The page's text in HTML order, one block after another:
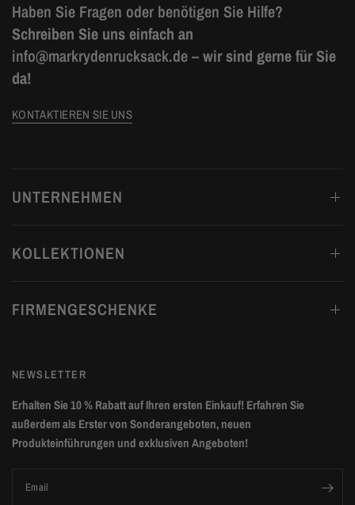
Haben Sie Fragen oder benötigen Sie Hilfe?
Schreiben Sie uns einfach an
info@markrydenrucksack.de– wir sind gerne für Sie
da!
KONTAKTIEREN SIE UNS
UNTERNEHMEN
KOLLEKTIONEN
FIRMENGESCHENKE
NEWSLETTER
Erhalten Sie 10 % Rabatt auf Ihren ersten Einkauf! Erfahren Sie
außerdem als Erster von Sonderangeboten, neuen
Produkteinführungen und exklusiven Angeboten!
Email